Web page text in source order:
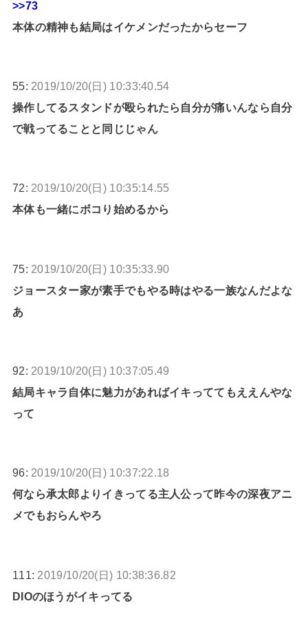
>>73
本体の精神も結局はイケメンだったからセーフ
55: 2019/10/20(日) 10:33:40.54
操作してるスタンドが殴られたら自分が痛いんなら自分
で戦ってることと同じじゃん
72: 2019/10/20(日) 10:35:14.55
本体も一緒にボコり始めるから
75: 2019/10/20(日) 10:35:33.90
ジョースター家が素手でもやる時はやる一族なんだよな
あ
92: 2019/10/20(日) 10:37:05.49
結局キャラ自体に魅力があればイキっててもええんやな
って
96: 2019/10/20(日) 10:37:22.18
何なら承太郎よりイきってる主人公って昨今の深夜アニ
メでもおらんやろ
111: 2019/10/20(日) 10:38:36.82
DIOのほうがイキってる